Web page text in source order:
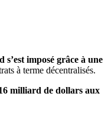
imposé grâce à une
à terme décentralisés.
milliard de dollars aux